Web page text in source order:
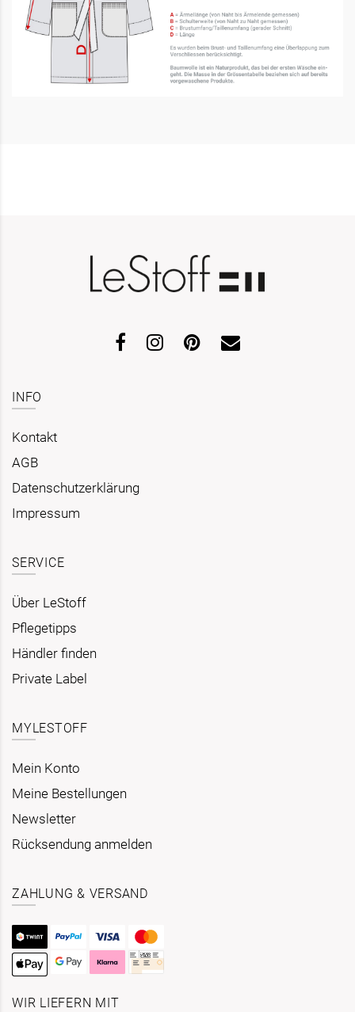
INFO
Kontakt
AGB
Datenschutzerklärung
Impressum
SERVICE
Über LeStoff
Pflegetipps
Händler finden
Private Label
MYLESTOFF
Mein Konto
Meine Bestellungen
Newsletter
Rücksendung anmelden
ZAHLUNG & VERSAND
WIR LIEFERN MIT